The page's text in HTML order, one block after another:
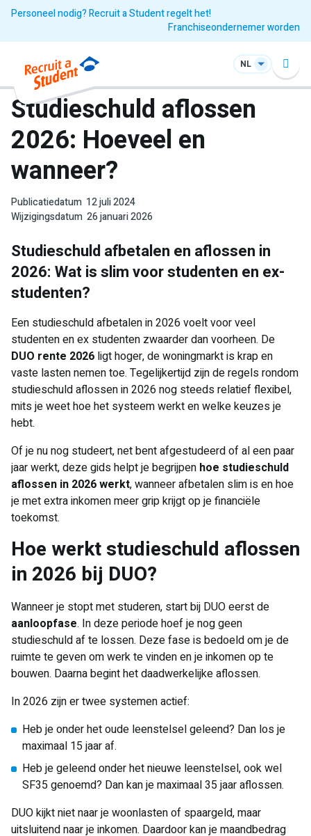
Personeel nodig? Recruit a Student regelt het!
Franchiseondernemer worden
NL
Studieschuld aflossen
2026: Hoeveel en
wanneer?
Publicatiedatum 12 juli 2024
Wijzigingsdatum 26 januari 2026
Studieschuld afbetalen en aflossen in
2026: Wat is slim voor studenten en ex-
studenten?
Een studieschuld afbetalen in 2026 voelt voor veel
studenten en ex studenten zwaarder dan voorheen. De
DUO rente 2026 ligt hoger, de woningmarkt is krap en
vaste lasten nemen toe. Tegelijkertijd zijn de regels rondom
studieschuld aflossen in 2026 nog steeds relatief flexibel,
mits je weet hoe het systeem werkt en welke keuzes je
hebt.
Of je nu nog studeert, net bent afgestudeerd of al een paar
jaar werkt, deze gids helpt je begrijpen hoe studieschuld
aflossen in 2026 werkt, wanneer afbetalen slim is en hoe
je met extra inkomen meer grip krijgt op je financiële
toekomst.
Hoe werkt studieschuld aflossen
in 2026 bij DUO?
Wanneer je stopt met studeren, start bij DUO eerst de
aanloopfase. In deze periode hoef je nog geen
studieschuld af te lossen. Deze fase is bedoeld om je de
ruimte te geven om werk te vinden en je inkomen op te
bouwen. Daarna begint het daadwerkelijke aflossen.
In 2026 zijn er twee systemen actief:
Heb je onder het oude leenstelsel geleend? Dan los je
maximaal 15 jaar af.
Heb je geleend onder het nieuwe leenstelsel, ook wel
SF35 genoemd? Dan kan je maximaal 35 jaar aflossen.
DUO kijkt niet naar je woonlasten of spaargeld, maar
uitsluitend naar je inkomen. Daardoor kan je maandbedrag